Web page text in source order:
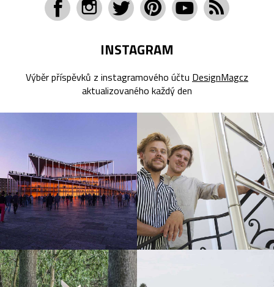
INSTAGRAM
Výběr příspěvků z instagramového účtu DesignMagcz
aktualizovaného každý den